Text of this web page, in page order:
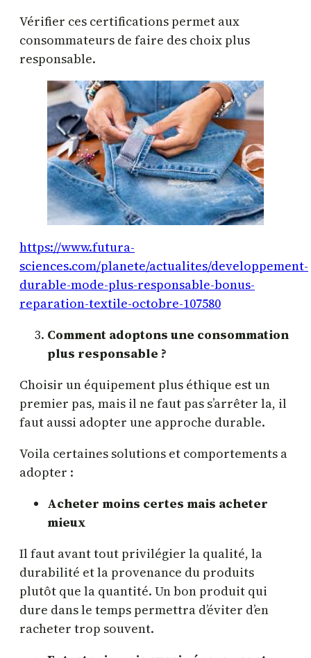
Vérifier ces certifications permet aux
consommateurs de faire des choix plus
responsable.
https://www.futura-
sciences.com/planete/actualites/developpement-
durable-mode-plus-responsable-bonus-
reparation-textile-octobre-107580
Comment adoptons une consommation
plus responsable ?
Choisir un équipement plus éthique est un
premier pas, mais il ne faut pas s’arrêter la, il
faut aussi adopter une approche durable.
Voila certaines solutions et comportements a
adopter :
Acheter moins certes mais acheter
mieux
Il faut avant tout privilégier la qualité, la
durabilité et la provenance du produits
plutôt que la quantité. Un bon produit qui
dure dans le temps permettra d’éviter d’en
racheter trop souvent.